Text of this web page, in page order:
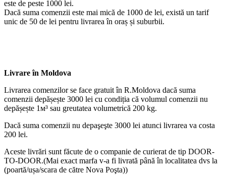
este de peste 1000 lei.
Dacă suma comenzii este mai mică de 1000 de lei, există un tarif
unic de 50 de lei pentru livrarea în oraș și suburbii.
Livrare în Moldova
Livrarea comenzilor se face gratuit în R.Moldova dacă suma
comenzii depășește 3000 lei cu condiția că volumul comenzii nu
depășește 1м³ sau greutatea volumetrică 200 kg.
Dacă suma comenzii nu depaşeşte 3000 lei atunci livrarea va costa
200 lei.
Aceste livrări sunt făcute de o companie de curierat de tip DOOR-
TO-DOOR.(Mai exact marfa v-a fi livrată până în localitatea dvs la
(poartă/ușa/scara de către Nova Poşta))